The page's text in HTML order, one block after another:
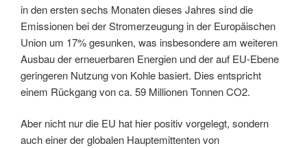
in den ersten sechs Monaten dieses Jahres sind die
Emissionen bei der Stromerzeugung in der Europäischen
Union um 17% gesunken, was insbesondere am weiteren
Ausbau der erneuerbaren Energien und der auf EU-Ebene
geringeren Nutzung von Kohle basiert. Dies entspricht
einem Rückgang von ca. 59 Millionen Tonnen CO2.
Aber nicht nur die EU hat hier positiv vorgelegt, sondern
auch einer der globalen Hauptemittenten von